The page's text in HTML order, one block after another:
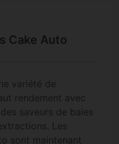
Cake Auto
variété de
rendement avec
saveurs de baies
Les
sont maintenant